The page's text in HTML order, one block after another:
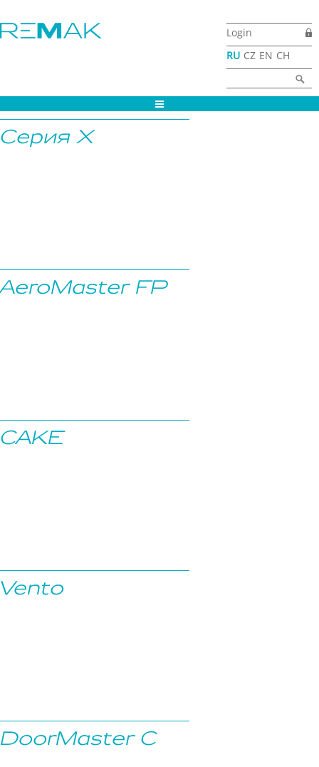
Login
RU CZ EN CH
Форма поиска
Серия X
AeroMaster FP
CAKE
Vento
DoorMaster C